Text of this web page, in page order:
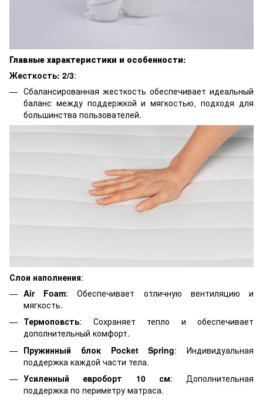
Главные характеристики и особенности:
Жесткость: 2/3:
Сбалансированная жесткость обеспечивает идеальный
баланс между поддержкой и мягкостью, подходя для
большинства пользователей.
Слои наполнения:
Air Foam: Обеспечивает отличную вентиляцию и
мягкость.
Термоповсть: Сохраняет тепло и обеспечивает
дополнительный комфорт.
Пружинный блок Pocket Spring: Индивидуальная
поддержка каждой части тела.
Усиленный евроборт 10 см: Дополнительная
поддержка по периметру матраса.